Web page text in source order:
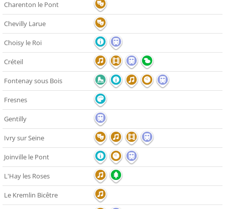
Charenton le Pont
Chevilly Larue
Choisy le Roi
Créteil
Fontenay sous Bois
Fresnes
Gentilly
Ivry sur Seine
Joinville le Pont
L'Hay les Roses
Le Kremlin Bicêtre